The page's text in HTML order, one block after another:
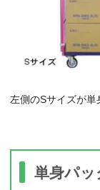
左側のSサイズが単
単身パッ